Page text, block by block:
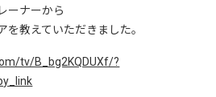
ーナーから
を教えていただきました。
tv/B_bg2KQDUXf/?